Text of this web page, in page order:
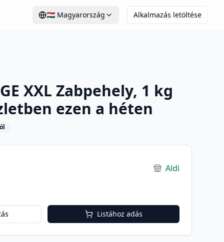
🇭🇺 Magyarország Alkalmazás letöltése
XXL Zabpehely, 1 kg
ezen a héten
Aldi
Listához adás